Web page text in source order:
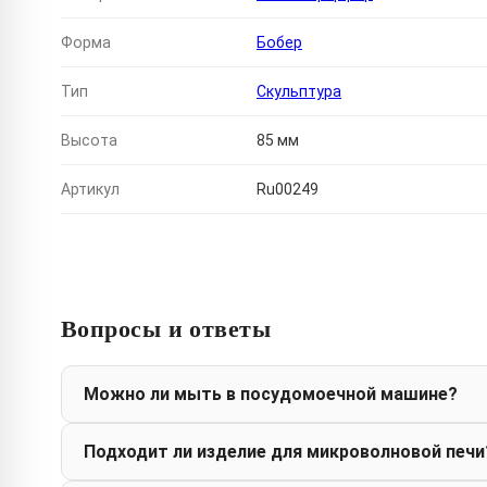
Форма Бобер
Тип Скульптура
Высота 85 мм
Артикул Ru00249
Вопросы и ответы
Можно ли мыть в посудомоечной машине?
Подходит ли изделие для микроволновой